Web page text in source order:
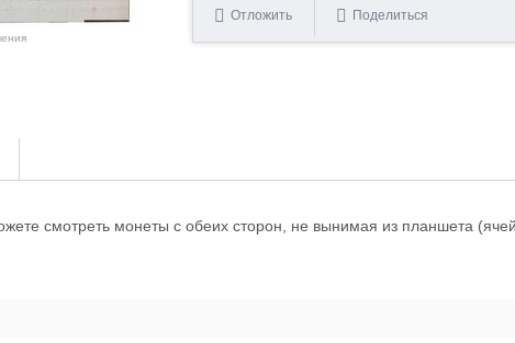
Отложить Поделиться
смотреть монеты с обеих сторон, не вынимая из планшета